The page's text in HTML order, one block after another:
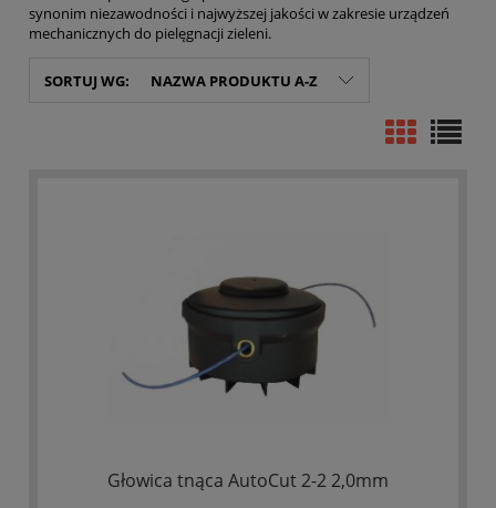
synonim niezawodności i najwyższej jakości w zakresie urządzeń
mechanicznych do pielęgnacji zieleni.
SORTUJ WG: NAZWA PRODUKTU A-Z
Głowica tnąca AutoCut 2-2 2,0mm